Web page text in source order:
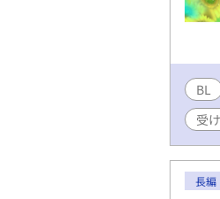
BL
受
長編